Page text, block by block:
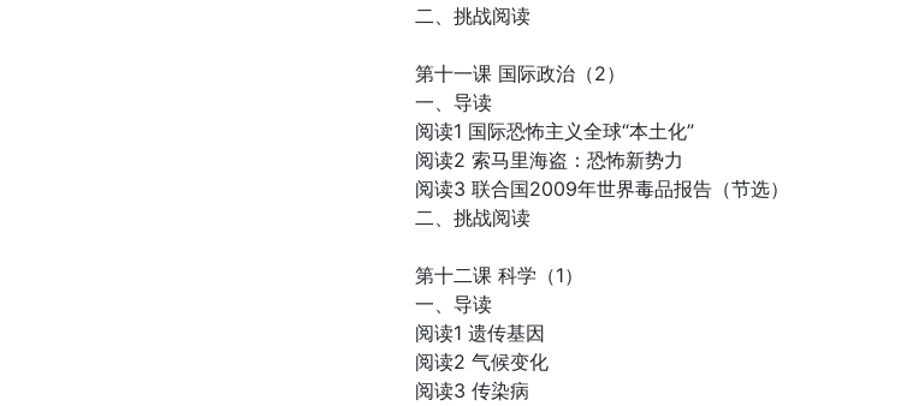
二、挑战阅读
第十一课 国际政治（2）
一、导读
阅读1 国际恐怖主义全球“本土化”
阅读2 索马里海盗：恐怖新势力
阅读3 联合国2009年世界毒品报告（节选）
二、挑战阅读
第十二课 科学（1）
一、导读
阅读1 遗传基因
阅读2 气候变化
阅读3 传染病